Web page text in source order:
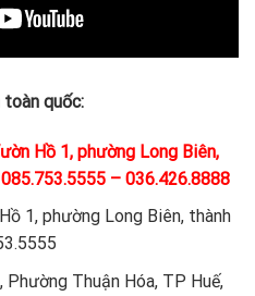
quốc:
Hồ 1, phường Long Biên,
– 036.426.8888
1, phường Long Biên, thành
Thuận Hóa, TP Huế,